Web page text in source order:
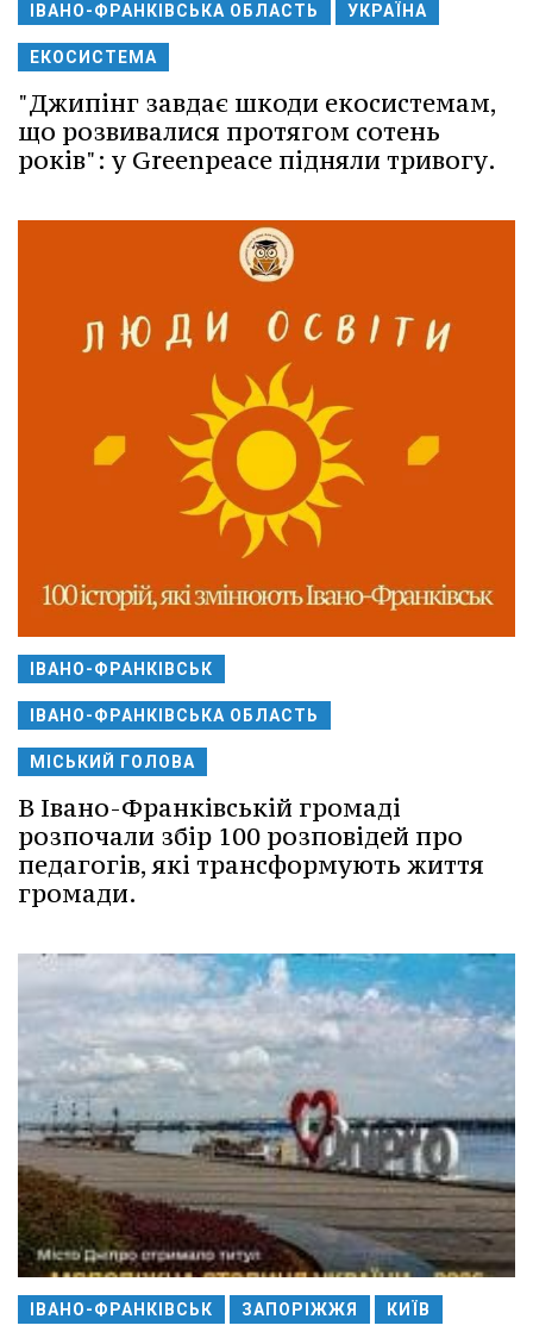
ІВАНО-ФРАНКІВСЬКА ОБЛАСТЬ УКРАЇНА
ЕКОСИСТЕМА
"Джипінг завдає шкоди екосистемам,
що розвивалися протягом сотень
років": у Greenpeace підняли тривогу.
ІВАНО-ФРАНКІВСЬК
ІВАНО-ФРАНКІВСЬКА ОБЛАСТЬ
МІСЬКИЙ ГОЛОВА
В Івано-Франківській громаді
розпочали збір 100 розповідей про
педагогів, які трансформують життя
громади.
ІВАНО-ФРАНКІВСЬК ЗАПОРІЖЖЯ КИЇВ